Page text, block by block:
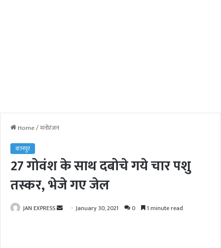
Home/मनोरंजन
कानपुर
27 गोवंश के साथ दबोचे गये चार पशु
तस्कर, भेजे गए जेल
JAN EXPRESS January 30, 2021 0 1 minute read